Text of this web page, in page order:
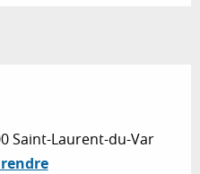
Saint-Laurent-du-Var